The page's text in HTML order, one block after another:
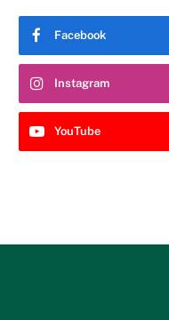
Facebook
Instagram
YouTube